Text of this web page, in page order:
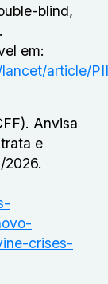
blind,
em:
article/
Anvisa
e
2026.
crises-